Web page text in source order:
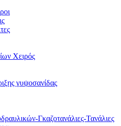
Χειρός
γυψοσανίδας
Γκαζοτανάλιες-Τανάλιες